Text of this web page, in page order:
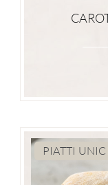
PIATTI UNICI